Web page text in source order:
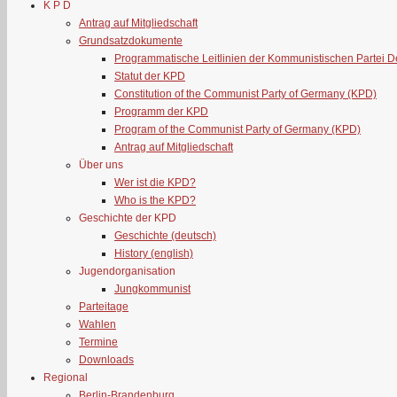
K P D
Antrag auf Mitgliedschaft
Grundsatzdokumente
Programmatische Leitlinien der Kommunistischen Partei
Statut der KPD
Constitution of the Communist Party of Germany (KPD)
Programm der KPD
Program of the Communist Party of Germany (KPD)
Antrag auf Mitgliedschaft
Über uns
Wer ist die KPD?
Who is the KPD?
Geschichte der KPD
Geschichte (deutsch)
History (english)
Jugendorganisation
Jungkommunist
Parteitage
Wahlen
Termine
Downloads
Regional